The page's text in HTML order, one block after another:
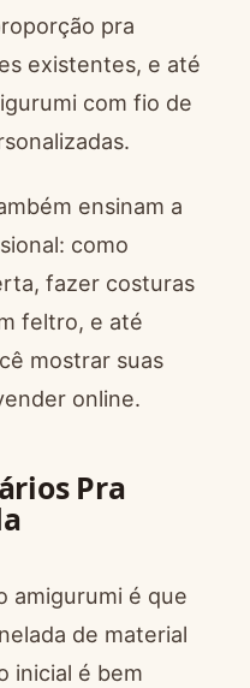
pra
existentes, e até
com fio de
ensinam a
como
fazer costuras
feltro, e até
mostrar suas
online.
Pra
amigurumi é que
de material
inicial é bem